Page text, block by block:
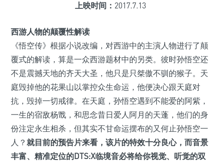
上映时间： 2017.7.13
西游人物的颠覆性解读
《悟空传》根据小说改编，对西游中的主演人物进行了颠
覆式的解读，算是一众西游题材中的另类。彼时孙悟空还
不是震撼天地的齐天大圣，他只是只桀傲不驯的猴子。天
庭毁掉他的花果山以掌控众生命运，他便决心跟天庭对
抗，毁掉一切戒律。在天庭，孙悟空遇到不能爱的阿紫，
一生的宿敌杨戬，和思念昔日爱人阿月的天蓬，他们的身
份注定永生相杀，但其实不甘命运摆布的又何止孙悟空一
人？ 就目前的预告片来看，该片的特效十分良心，而音景
丰富、精准定位的DTS:X临境音必将给你视觉、听觉的双